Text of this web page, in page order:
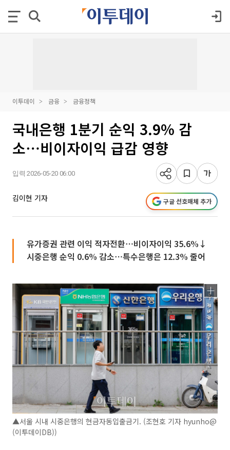
이투데이 금융 금융정책
국내은행 1분기 순익 3.9% 감
소⋯비이자이익 급감 영향
입력 2026-05-20 06:00
김이현 기자 구글 선호매체 추가
유가증권 관련 이익 적자전환⋯비이자이익 35.6%↓
시중은행 순익 0.6% 감소⋯특수은행은 12.3% 줄어
▲서울 시내 시중은행의 현금자동입출금기. (조현호 기자 hyunho@
(이투데이DB))